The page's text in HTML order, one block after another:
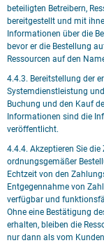
beteiligten Betreibern,
bereitgestellt und mit
Informationen über die
bevor er die Bestellung
Ressourcen auf den
4.4.3. Bereitstellung der
Systemdienstleistung
Buchung und den Kauf
Informationen sind die
veröffentlicht.
4.4.4. Akzeptieren Sie
ordnungsgemäßer
Echtzeit von den
Entgegennahme von
verfügbar und
Ohne eine Bestätigung
erhalten, bleiben die
nur dann als vom